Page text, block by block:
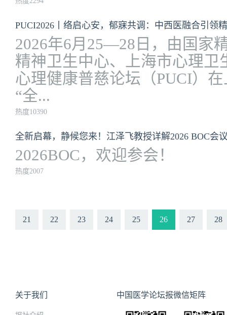
PUCI2026丨络启心安，郁寐共调：中西医融合引领
2026年6月25—28日，由国家
精神卫生中心、上海市心理卫
心理健康普慈论坛（PUCI）
“全...
热度10390
全新启幕，静候您来！江泽飞教授详解2026 BOC会
2026BOC，欢迎参会！
热度2007
21 22 23 24 25 26 27 28
关于我们 中国医学论坛报微信矩阵